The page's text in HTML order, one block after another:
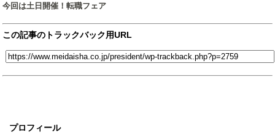
プロフィール
今回は土日開催！転職フェア
この記事のトラックバック用URL